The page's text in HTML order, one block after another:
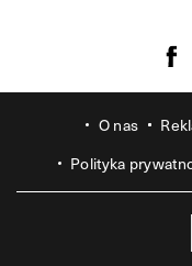
O nas
Polityka